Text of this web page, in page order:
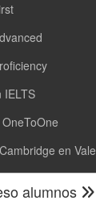
IELTS
en
alumnos